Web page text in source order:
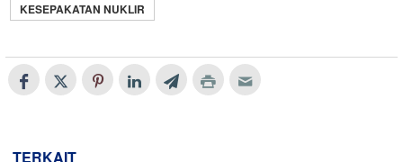
KESEPAKATAN NUKLIR
TERKAIT